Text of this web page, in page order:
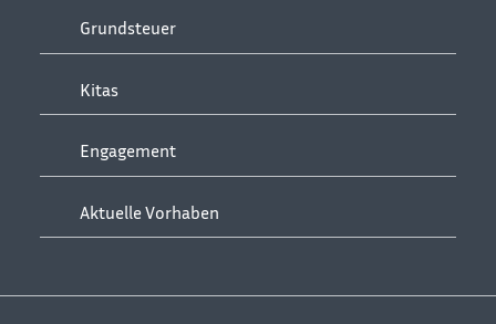
Grundsteuer
Kitas
Engagement
Aktuelle Vorhaben